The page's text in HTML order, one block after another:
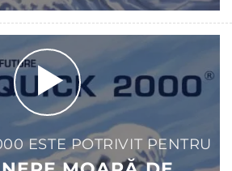
ESTE POTRIVIT PENTRU